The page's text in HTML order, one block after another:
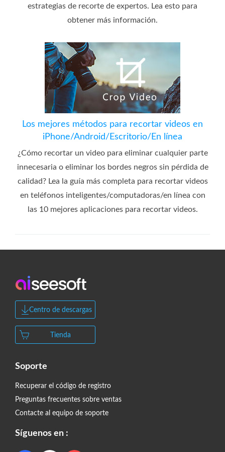
estrategias de recorte de expertos. Lea esto para
obtener más información.
Los mejores métodos para recortar videos en
iPhone/Android/Escritorio/En línea
¿Cómo recortar un video para eliminar cualquier parte
innecesaria o eliminar los bordes negros sin pérdida de
calidad? Lea la guía más completa para recortar videos
en teléfonos inteligentes/computadoras/en línea con
las 10 mejores aplicaciones para recortar videos.
Centro de descargas
Tienda
Soporte
Recuperar el código de registro
Preguntas frecuentes sobre ventas
Contacte al equipo de soporte
Síguenos en :